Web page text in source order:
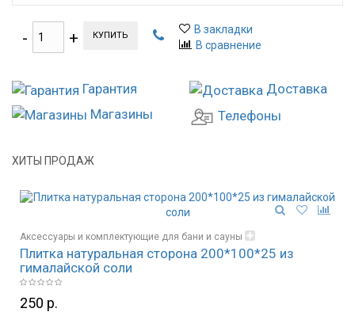
КУПИТЬ
В закладки
В сравнение
Гарантия
Доставка
Магазины
Телефоны
ХИТЫ ПРОДАЖ
Аксессуары и комплектующие для бани и сауны
Гималайская соль и изделия из соли
Плитка натуральная сторона 200*100*25 из
гималайской соли
250 р.